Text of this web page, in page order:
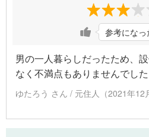
参考になっ
男の一人暮らしだったため、
なく不満点もありませんでした
ゆたろう さん / 元住人（2021年12